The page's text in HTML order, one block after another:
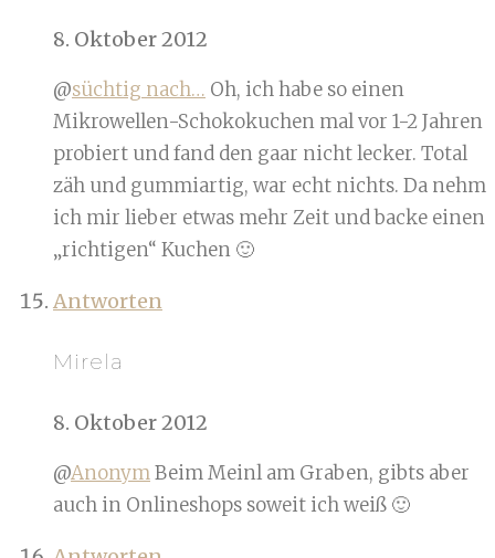
8. Oktober 2012
@süchtig nach… Oh, ich habe so einen
Mikrowellen-Schokokuchen mal vor 1-2 Jahren
probiert und fand den gaar nicht lecker. Total
zäh und gummiartig, war echt nichts. Da nehm
ich mir lieber etwas mehr Zeit und backe einen
„richtigen“ Kuchen 🙂
Antworten
Mirela
8. Oktober 2012
@AnonymBeim Meinl am Graben, gibts aber
auch in Onlineshops soweit ich weiß 🙂